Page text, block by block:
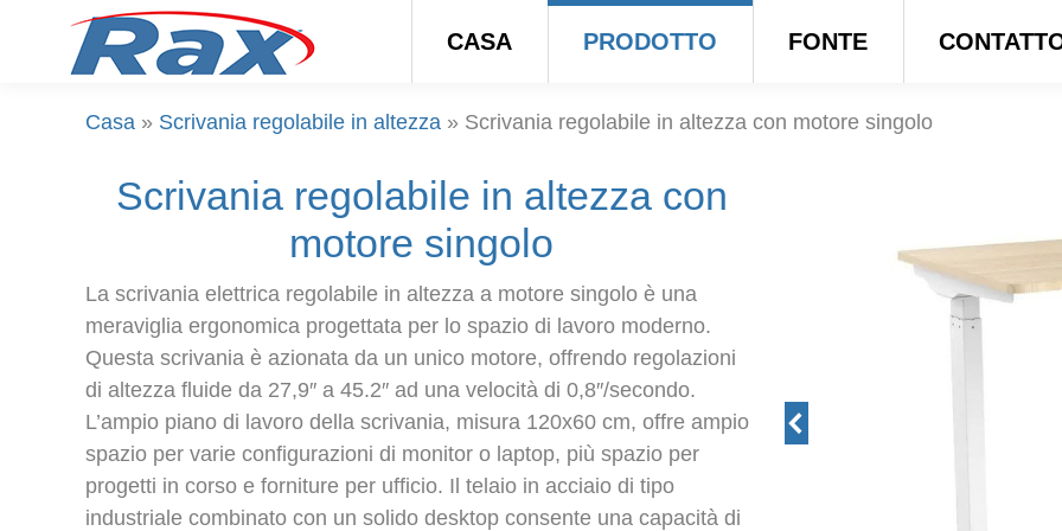
CASA PRODOTTO FONTE
Casa » Scrivania regolabile in altezza » Scrivania regolabile in altezza con motore singolo
Scrivania regolabile in altezza con
motore singolo
La scrivania elettrica regolabile in altezza a motore singolo è una
meraviglia ergonomica progettata per lo spazio di lavoro moderno.
Questa scrivania è azionata da un unico motore, offrendo regolazioni
di altezza fluide da 27,9″ a 45.2″ ad una velocità di 0,8″/secondo.
L’ampio piano di lavoro della scrivania, misura 120x60 cm, offre ampio
spazio per varie configurazioni di monitor o laptop, più spazio per
progetti in corso e forniture per ufficio. Il telaio in acciaio di tipo
industriale combinato con un solido desktop consente una capacità di